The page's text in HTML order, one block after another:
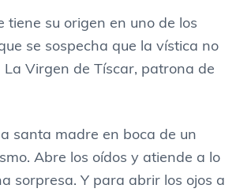
tiene su origen en uno de los
se sospecha que la vística no
Virgen de Tíscar, patrona de
santa madre en boca de un
Abre los oídos y atiende a lo
sorpresa. Y para abrir los ojos a